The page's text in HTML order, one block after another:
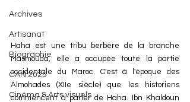
Archives
Artisanat
Biographie
CAN 2025
Cinéma & Arts visuels
Haha est une tribu berbère de la branche
Masmouda, elle a occupée toute la partie
occidentale du Maroc. C'est à l'époque des
Almohades (XIIe siècle) que les historiens
commencent à parler de Haha. Ibn Khaldoun